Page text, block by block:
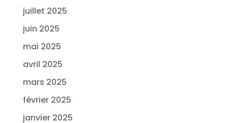
juillet 2025
juin 2025
mai 2025
avril 2025
mars 2025
février 2025
janvier 2025